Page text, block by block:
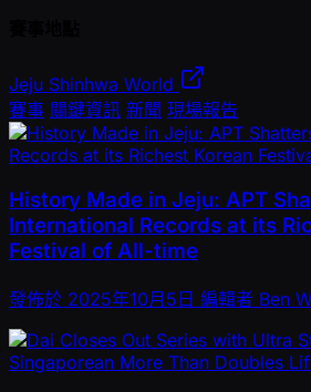
Jeju Shinhwa World
賽事 關鍵資訊 新聞 現場報告
History Made in Jeju: APT
International Records at its
Festival of All-time
發佈於 2025年10月5日 編輯者 Ben